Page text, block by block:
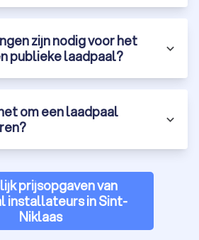
zijn nodig voor het
publieke laadpaal?
om een laadpaal
prijsopgaven van
installateurs in Sint-
Niklaas